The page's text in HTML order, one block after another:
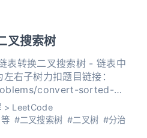
叉搜索树
表转换二叉搜索树 - 链表中
右子树力扣题目链接：
convert-sorted-
给定一个单链表的头节
升序排序 ，将其转换为高
> LeetCode
#二叉搜索树 #二叉树 #分治